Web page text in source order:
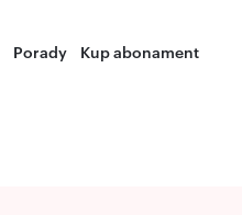
Porady Kup abonament